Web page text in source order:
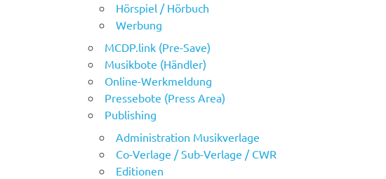
Hörspiel / Hörbuch
Werbung
MCDP.link (Pre-Save)
Musikbote (Händler)
Online-Werkmeldung
Pressebote (Press Area)
Publishing
Administration Musikverlage
Co-Verlage / Sub-Verlage / CWR
Editionen